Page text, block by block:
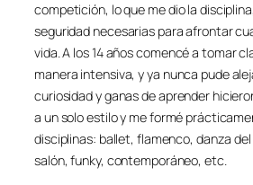
competición, lo que me dio la
seguridad necesarias para afrontar
vida. A los 14 años comencé a tomar
manera intensiva, y ya nunca pude
curiosidad y ganas de aprender
a un solo estilo y me formé
disciplinas: ballet, flamenco, danza
salón, funky, contemporáneo, etc.